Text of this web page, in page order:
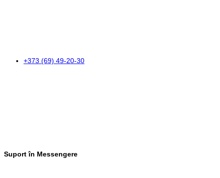
+373 (69) 49-20-30
Suport în Messengere